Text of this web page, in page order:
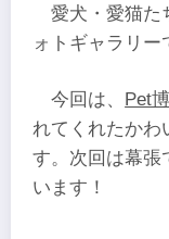
愛犬・愛猫た
ォトギャラリー
今回は、 Pet
れてくれたかわ
す。次回は幕張
います！